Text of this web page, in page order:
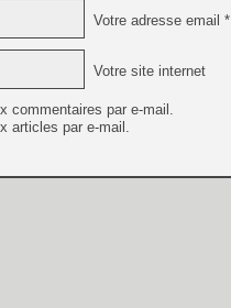
Votre adresse email *
Votre site internet
commentaires par e-mail.
articles par e-mail.